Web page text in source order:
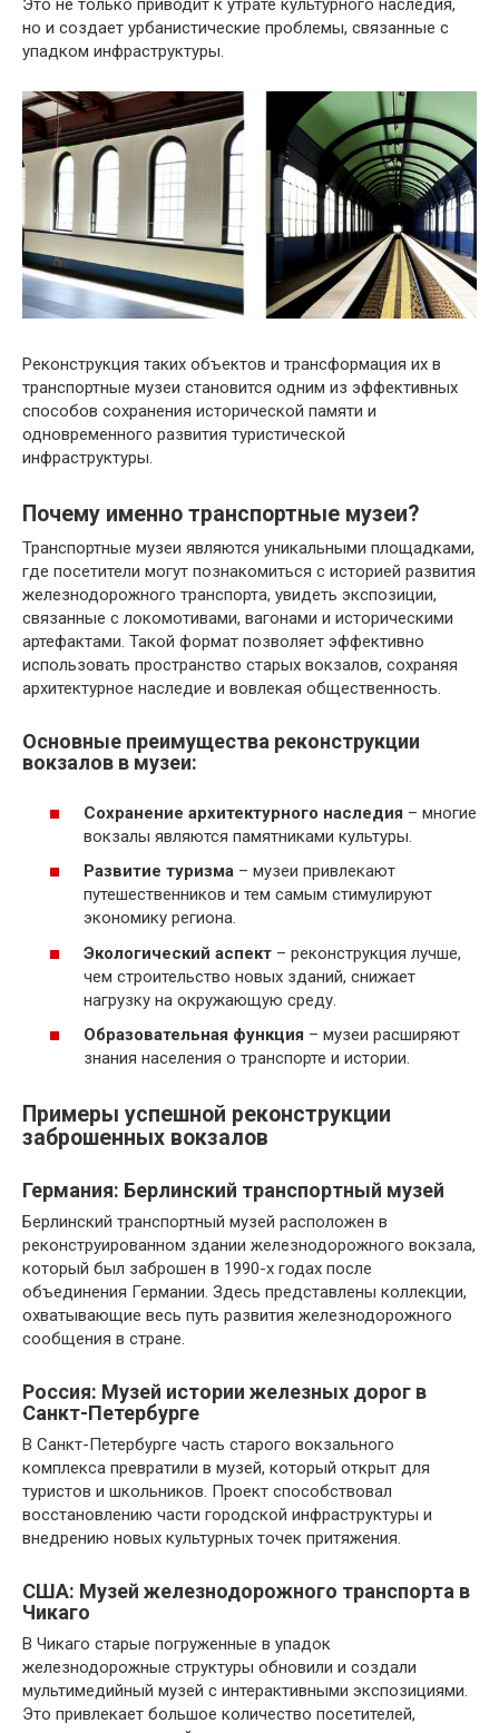
Это не только приводит к утрате культурного наследия,
но и создает урбанистические проблемы, связанные с
упадком инфраструктуры.
Реконструкция таких объектов и трансформация их в
транспортные музеи становится одним из эффективных
способов сохранения исторической памяти и
одновременного развития туристической
инфраструктуры.
Почему именно транспортные музеи?
Транспортные музеи являются уникальными площадками,
где посетители могут познакомиться с историей развития
железнодорожного транспорта, увидеть экспозиции,
связанные с локомотивами, вагонами и историческими
артефактами. Такой формат позволяет эффективно
использовать пространство старых вокзалов, сохраняя
архитектурное наследие и вовлекая общественность.
Основные преимущества реконструкции
вокзалов в музеи:
Сохранение архитектурного наследия – многие
вокзалы являются памятниками культуры.
Развитие туризма – музеи привлекают
путешественников и тем самым стимулируют
экономику региона.
Экологический аспект – реконструкция лучше,
чем строительство новых зданий, снижает
нагрузку на окружающую среду.
Образовательная функция – музеи расширяют
знания населения о транспорте и истории.
Примеры успешной реконструкции
заброшенных вокзалов
Германия: Берлинский транспортный музей
Берлинский транспортный музей расположен в
реконструированном здании железнодорожного вокзала,
который был заброшен в 1990-х годах после
объединения Германии. Здесь представлены коллекции,
охватывающие весь путь развития железнодорожного
сообщения в стране.
Россия: Музей истории железных дорог в
Санкт-Петербурге
В Санкт-Петербурге часть старого вокзального
комплекса превратили в музей, который открыт для
туристов и школьников. Проект способствовал
восстановлению части городской инфраструктуры и
внедрению новых культурных точек притяжения.
США: Музей железнодорожного транспорта в
Чикаго
В Чикаго старые погруженные в упадок
железнодорожные структуры обновили и создали
мультимедийный музей с интерактивными экспозициями.
Это привлекает большое количество посетителей,